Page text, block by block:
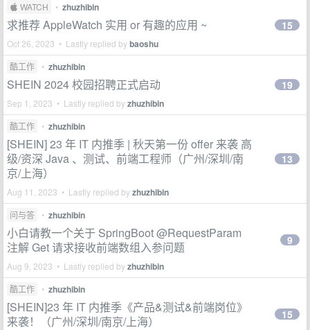
 WATCH • zhuzhibin
求推荐 AppleWatch 实用 or 有趣的应用 ~
Oct 26, 2023 • Lastly replied bybaoshu
15
酷工作 • zhuzhibin
SHEIN 2024 校园招聘正式启动
Sep 1, 2023 • Lastly replied byzhuzhibin
19
酷工作 • zhuzhibin
[SHEIN] 23 年 IT 内推季 | 秋天第一份 offer 来袭 高
级/资深 Java 、测试、前端工程师（广州/深圳/南
京/上海）
Aug 11, 2023 • Lastly replied byzhuzhibin
13
问与答 • zhuzhibin
小白请教一个关于 SpringBoot @RequestParam
注解 Get 请求接收前端数组入参问题
Aug 9, 2023 • Lastly replied byzhuzhibin
9
酷工作 • zhuzhibin
[SHEIN]23 年 IT 内推季《产品&测试&前端岗位》
来袭！（广州/深圳/南京/上海）
15